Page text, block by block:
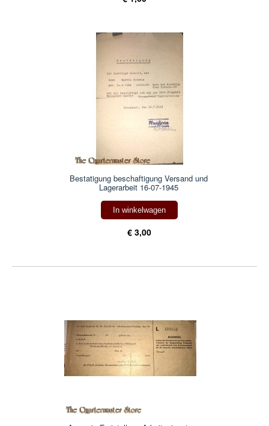
Bestatigung beschaftigung Versand und
Lagerarbeit 16-07-1945
In winkelwagen
€ 3,00